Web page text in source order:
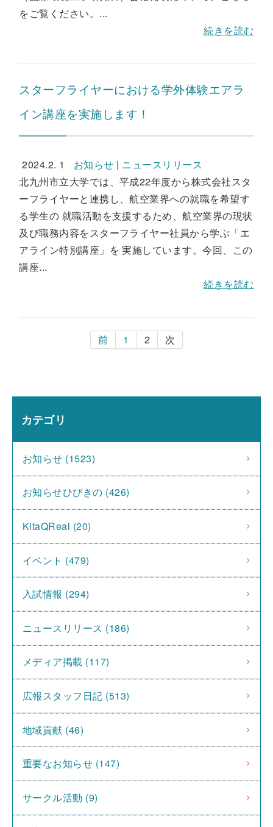
をご覧ください。...
続きを読む
スターフライヤーにおける学外体験エアラ
イン講座を実施します！
2024.2. 1 お知らせ | ニュースリリース
北九州市立大学では、平成22年度から株式会社スタ
ーフライヤーと連携し、航空業界への就職を希望す
る学生の 就職活動を支援するため、航空業界の現状
及び職務内容をスターフライヤー社員から学ぶ「エ
アライン特別講座」を 実施しています。今回、この
講座...
続きを読む
前 1 2 次
カテゴリ
お知らせ (1523)
お知らせひびきの (426)
KitaQReal (20)
イベント (479)
入試情報 (294)
ニュースリリース (186)
メディア掲載 (117)
広報スタッフ日記 (513)
地域貢献 (46)
重要なお知らせ (147)
サークル活動 (9)